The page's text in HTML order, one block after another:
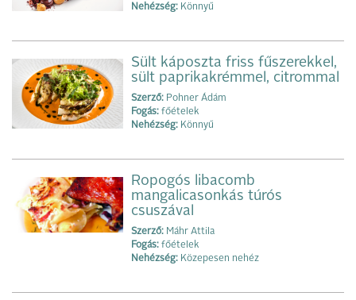
Nehézség: Könnyű
Sült káposzta friss fűszerekkel,
sült paprikakrémmel, citrommal
Szerző: Pohner Ádám
Fogás: főételek
Nehézség: Könnyű
Ropogós libacomb
mangalicasonkás túrós
csuszával
Szerző: Máhr Attila
Fogás: főételek
Nehézség: Közepesen nehéz